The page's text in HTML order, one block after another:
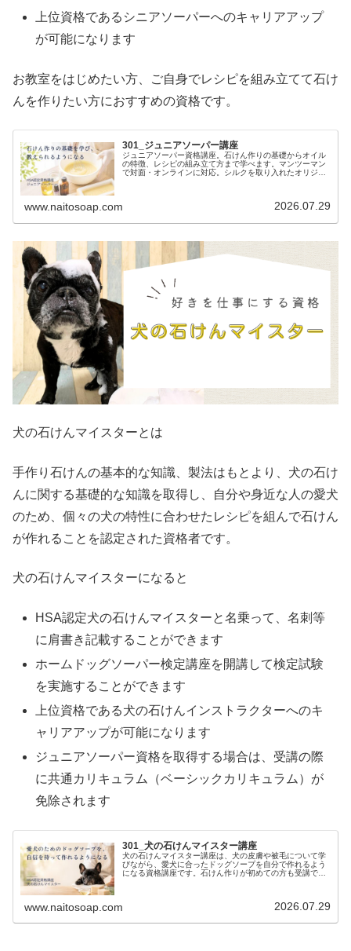
上位資格であるシニアソーパーへのキャリアアップ
が可能になります
お教室をはじめたい方、ご自身でレシピを組み立てて石け
んを作りたい方におすすめの資格です。
301_ジュニアソーパー講座
ジュニアソーパー資格講座。石けん作りの基礎からオイル
の特徴、レシピの組み立て方まで学べます。マンツーマン
で対面・オンラインに対応。シルクを取り入れたオリジナ
www.naitosoap.com 2026.07.29
犬の石けんマイスターとは
手作り石けんの基本的な知識、製法はもとより、犬の石け
んに関する基礎的な知識を取得し、自分や身近な人の愛犬
のため、個々の犬の特性に合わせたレシピを組んで石けん
が作れることを認定された資格者です。
犬の石けんマイスターになると
HSA認定犬の石けんマイスターと名乗って、名刺等
に肩書き記載することができます
ホームドッグソーパー検定講座を開講して検定試験
を実施することができます
上位資格である犬の石けんインストラクターへのキ
ャリアアップが可能になります
ジュニアソーパー資格を取得する場合は、受講の際
に共通カリキュラム（ベーシックカリキュラム）が
免除されます
301_犬の石けんマイスター講座
犬の石けんマイスター講座は、犬の皮膚や被毛について学
びながら、愛犬に合ったドッグソープを自分で作れるよう
になる資格講座です。石けん作りが初めての方も受講でき
www.naitosoap.com 2026.07.29